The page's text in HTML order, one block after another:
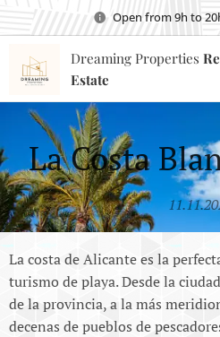
Open from 9h to
Dreaming Properties
Estate
La Costa
La costa de Alicante es la
turismo de playa. Desde la
de la provincia, a la más
decenas de pueblos de